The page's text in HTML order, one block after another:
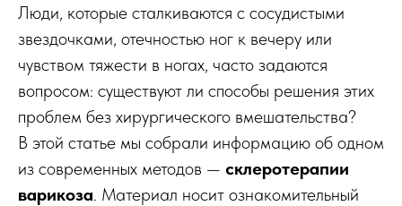
Люди, которые сталкиваются с сосудистыми
звездочками, отечностью ног к вечеру или
чувством тяжести в ногах, часто задаются
вопросом: существуют ли способы решения этих
проблем без хирургического вмешательства?
В этой статье мы собрали информацию об одном
из современных методов — склеротерапии
варикоза. Материал носит ознакомительный